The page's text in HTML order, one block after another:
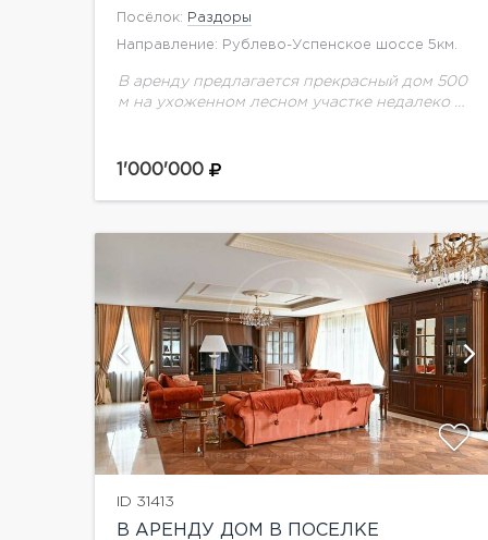
Посёлок: Раздоры
Направление: Рублево-Успенское шоссе 5км.
В аренду предлагается прекрасный дом 500
м на ухоженном лесном участке недалеко от
сауна, спортзал. 1...
1'000'000
ID 31413
В АРЕНДУ ДОМ В ПОСЕЛКЕ
показать ещё 23 фотографии